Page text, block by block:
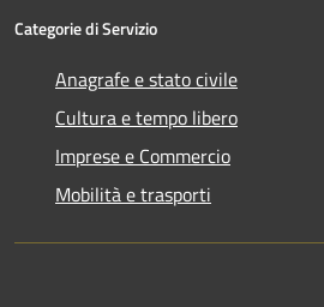
Categorie di Servizio
Anagrafe e stato civile
Cultura e tempo libero
Imprese e Commercio
Mobilità e trasporti